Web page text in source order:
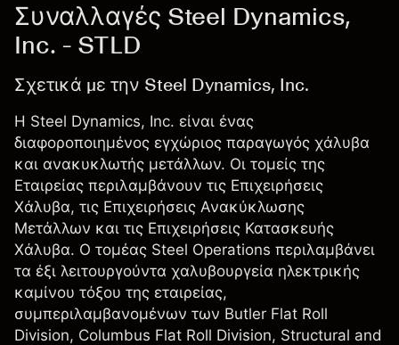
Συναλλαγές Steel Dynamics,
Inc. - STLD
Σχετικά με την Steel Dynamics, Inc.
Η Steel Dynamics, Inc. είναι ένας
διαφοροποιημένος εγχώριος παραγωγός χάλυβα
και ανακυκλωτής μετάλλων. Οι τομείς της
Εταιρείας περιλαμβάνουν τις Επιχειρήσεις
Χάλυβα, τις Επιχειρήσεις Ανακύκλωσης
Μετάλλων και τις Επιχειρήσεις Κατασκευής
Χάλυβα. Ο τομέας Steel Operations περιλαμβάνει
τα έξι λειτουργούντα χαλυβουργεία ηλεκτρικής
καμίνου τόξου της εταιρείας,
συμπεριλαμβανομένων των Butler Flat Roll
Division, Columbus Flat Roll Division, Structural and